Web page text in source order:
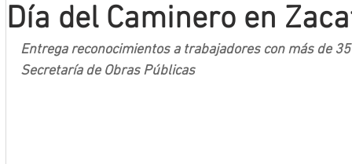
Día del Caminero en
Entrega reconocimientos a trabajadores con más de
Secretaría de Obras Públicas